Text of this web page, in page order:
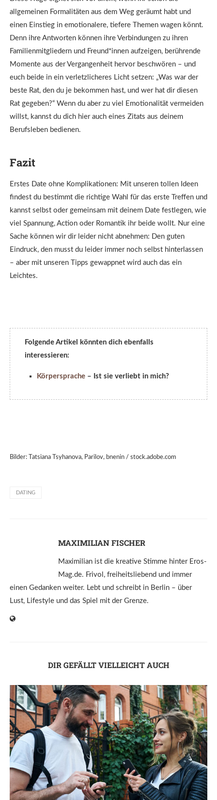
allgemeinen Formalitäten aus dem Weg geräumt habt und
einen Einstieg in emotionalere, tiefere Themen wagen könnt.
Denn ihre Antworten können ihre Verbindungen zu ihren
Familienmitgliedern und Freund*innen aufzeigen, berührende
Momente aus der Vergangenheit hervor beschwören – und
euch beide in ein verletzlicheres Licht setzen: „Was war der
beste Rat, den du je bekommen hast, und wer hat dir diesen
Rat gegeben?“ Wenn du aber zu viel Emotionalität vermeiden
willst, kannst du dich hier auch eines Zitats aus deinem
Berufsleben bedienen.
Fazit
Erstes Date ohne Komplikationen: Mit unseren tollen Ideen
findest du bestimmt die richtige Wahl für das erste Treffen und
kannst selbst oder gemeinsam mit deinem Date festlegen, wie
viel Spannung, Action oder Romantik ihr beide wollt. Nur eine
Sache können wir dir leider nicht abnehmen: Den guten
Eindruck, den musst du leider immer noch selbst hinterlassen
– aber mit unseren Tipps gewappnet wird auch das ein
Leichtes.
Folgende Artikel könnten dich ebenfalls
interessieren:
Körpersprache – Ist sie verliebt in mich?
Bilder: Tatsiana Tsyhanova, Parilov, bnenin / stock.adobe.com
DATING
MAXIMILIAN FISCHER
Maximilian ist die kreative Stimme hinter Eros-
Mag.de. Frivol, freiheitsliebend und immer
einen Gedanken weiter. Lebt und schreibt in Berlin – über
Lust, Lifestyle und das Spiel mit der Grenze.
DIR GEFÄLLT VIELLEICHT AUCH